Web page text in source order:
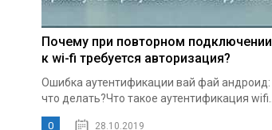
Почему при повторном подключении
к wi-fi требуется авторизация?
Ошибка аутентификации вай фай андроид:
что делать?Что такое аутентификация wifi...
0 28.10.2019